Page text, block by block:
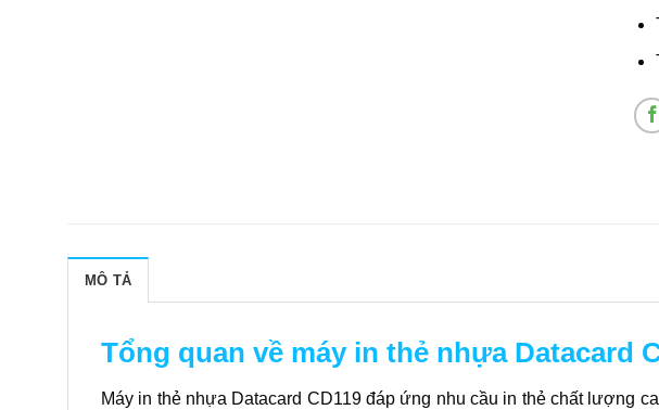
MÔ TẢ
Tổng quan về máy in thẻ nhựa Datacard
Máy in thẻ nhựa Datacard CD119 đáp ứng nhu cầu in thẻ chất lượng